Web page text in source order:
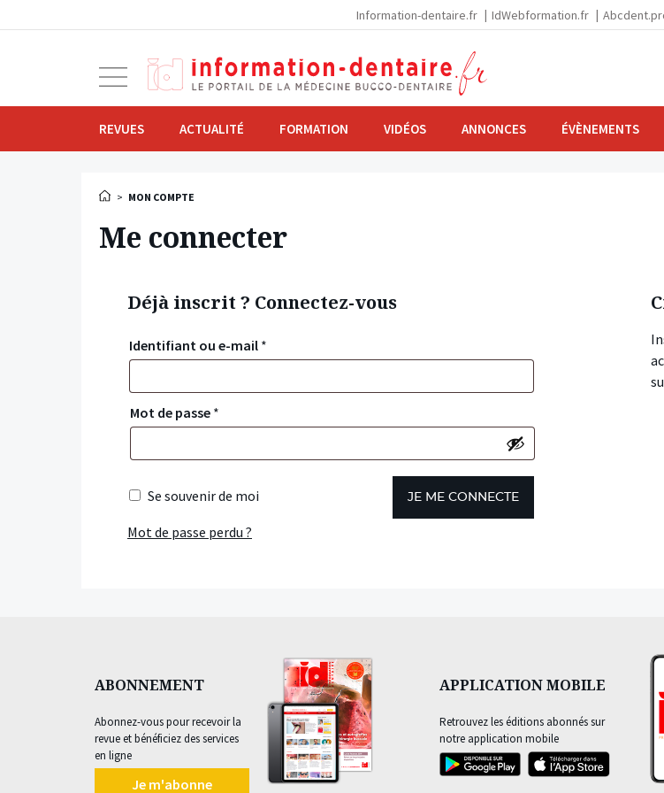
Information-dentaire.fr IdWebformation.fr
navigation
REVUES ACTUALITÉ FORMATION VIDÉOS ANNONCES ÉVÈNEMENTS
> MON COMPTE
Me connecter
Déjà inscrit ? Connectez-vous
Identifiant ou e-mail *
Mot de passe *
Se souvenir de moi JE ME CONNECTE
Mot de passe perdu ?
ABONNEMENT
Abonnez-vous pour recevoir la
revue et bénéficiez des services
en ligne
Je m'abonne
APPLICATION MOBILE
Retrouvez les éditions abonnés sur
notre application mobile